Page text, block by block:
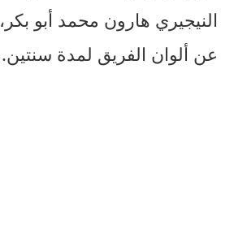
النيجيري هارون محمد أبو
عن ألوان الفريق لمدة سنتين.